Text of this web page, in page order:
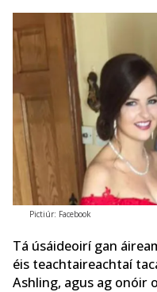
Pictiúr: Facebook
Tá úsáideoirí gan
éis teachtaireachtaí
Ashling, agus ag onóir